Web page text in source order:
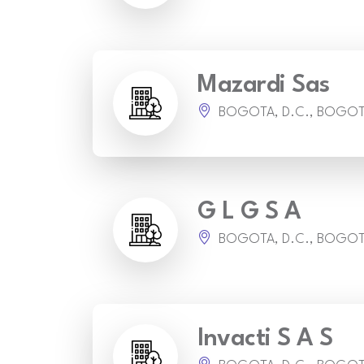
Mazardi Sas
BOGOTA, D.C.,
G L G S A
BOGOTA, D.C.,
Invacti S A S